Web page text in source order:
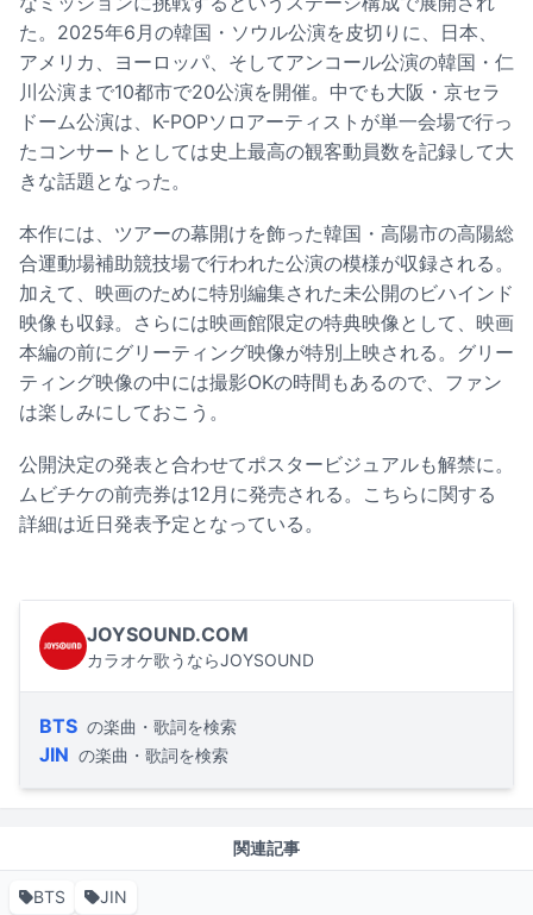
た。2025年6月の韓国・ソウル公演を皮切りに、日本、
アメリカ、ヨーロッパ、そしてアンコール公演の韓国・仁
川公演まで10都市で20公演を開催。中でも大阪・京セラ
ドーム公演は、K-POPソロアーティストが単一会場で行っ
たコンサートとしては史上最高の観客動員数を記録して大
きな話題となった。
本作には、ツアーの幕開けを飾った韓国・高陽市の高陽総
合運動場補助競技場で行われた公演の模様が収録される。
加えて、映画のために特別編集された未公開のビハインド
映像も収録。さらには映画館限定の特典映像として、映画
本編の前にグリーティング映像が特別上映される。グリー
ティング映像の中には撮影OKの時間もあるので、ファン
は楽しみにしておこう。
公開決定の発表と合わせてポスタービジュアルも解禁に。
ムビチケの前売券は12月に発売される。こちらに関する
詳細は近日発表予定となっている。
JOYSOUND.COM
カラオケ歌うならJOYSOUND
BTS の楽曲・歌詞を検索
JIN の楽曲・歌詞を検索
関連記事
BTS JIN